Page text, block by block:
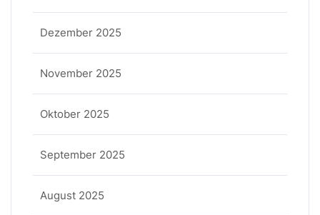
Dezember 2025
November 2025
Oktober 2025
September 2025
August 2025